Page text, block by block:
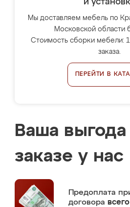
и
Мы доставляем мебель по
Московской области
Стоимость сборки мебели:
заказа.
ПЕРЕЙТИ В
Ваша
заказе у нас
Предоплата
договора